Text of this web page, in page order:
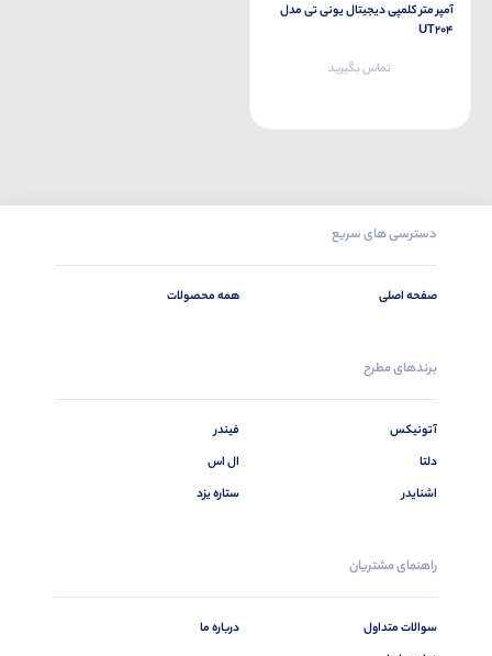
آمپر متر کلمپی دیجیتال یونی تی مدل
UT204
تماس بگیرید
دسترسی های سریع
صفحه اصلی همه محصولات
برندهای مطرح
آتونیکس
دلتا
اشنایدر
فیندر
ال اس
ستاره یزد
راهنمای مشتریان
سوالات متداول
درباره ما